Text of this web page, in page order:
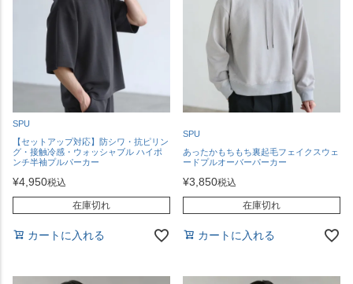
SPU
【セットアップ対応】防シワ・抗ピリン
グ・接触冷感・ウォッシャブル ハイポ
ンチ半袖プルパーカー
¥4,950税込
在庫切れ
カートに入れる
SPU
あったかもちもち裏起毛フェイクスウェ
ードプルオーバーパーカー
¥3,850税込
在庫切れ
カートに入れる